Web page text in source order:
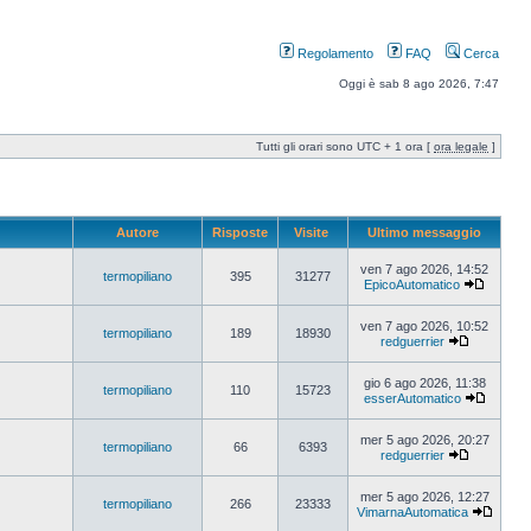
Regolamento FAQ Cerca
Oggi è sab 8 ago 2026, 7:47
Tutti gli orari sono UTC + 1 ora [ ora legale ]
Autore Risposte Visite Ultimo messaggio
termopiliano 395 31277
ven 7 ago 2026, 14:52
EpicoAutomatico
termopiliano 189 18930
ven 7 ago 2026, 10:52
redguerrier
termopiliano 110 15723
gio 6 ago 2026, 11:38
esserAutomatico
termopiliano 66 6393
mer 5 ago 2026, 20:27
redguerrier
termopiliano 266 23333
mer 5 ago 2026, 12:27
VimarnaAutomatica